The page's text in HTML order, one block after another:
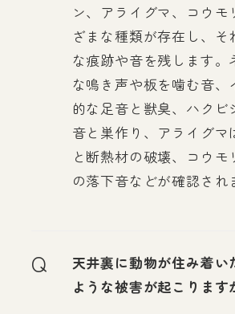
ン、アライグマ、コウモ
ざまな種類が存在し、そ
な痕跡や音を残します。
な鳴き声や板を噛む音、
的な足音と獣臭、ハクビ
音と巣作り、アライグマ
と断熱材の破壊、コウモ
の落下音などが確認され
Q
天井裏に動物が住み着い
ような被害が起こります